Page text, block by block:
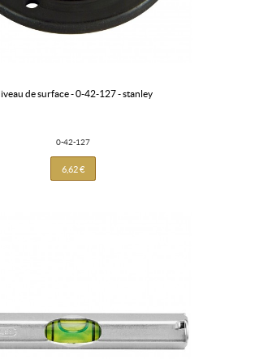
niveau de surface - 0-42-127 - stanley
0-42-127
6,62 €